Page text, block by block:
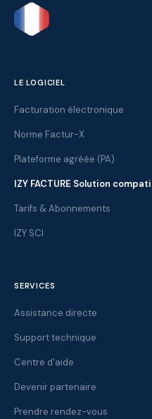
LE LOGICIEL
Facturation électronique
Norme Factur-X
Plateforme agréée (PA)
IZY FACTURE Solution
Tarifs & Abonnements
IZY SCI
SERVICES
Assistance directe
Support technique
Centre d'aide
Devenir partenaire
Prendre rendez-vous